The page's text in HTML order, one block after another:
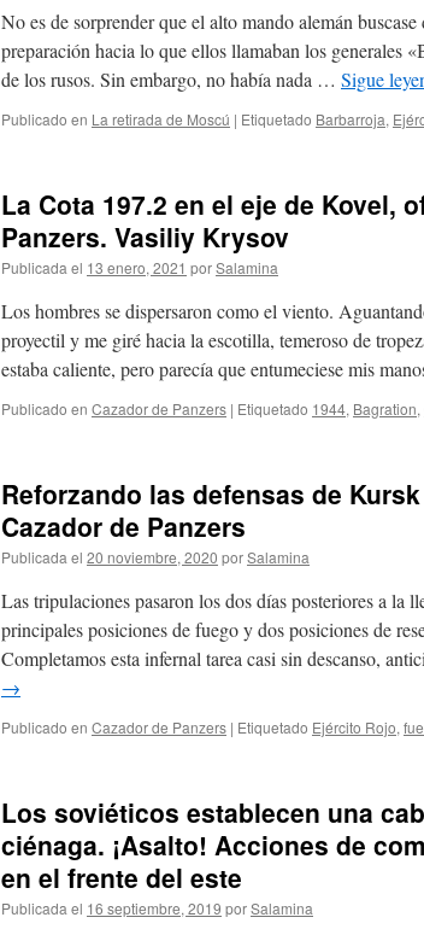
No es de sorprender que el alto mando alemán
preparación hacia lo que ellos llamaban los generales
de los rusos. Sin embargo, no había nada … Sigue
Publicado en La retirada de Moscú | Etiquetado Barbarroja,
La Cota 197.2 en el eje de Kovel,
Panzers. Vasiliy Krysov
Publicada el 13 enero, 2021 porSalamina
Los hombres se dispersaron como el viento.
proyectil y me giré hacia la escotilla, temeroso de
estaba caliente, pero parecía que entumeciese mis
Publicado en Cazador de Panzers | Etiquetado 1944, Bagration,
Reforzando las defensas de
Cazador de Panzers
Publicada el 20 noviembre, 2020 porSalamina
Las tripulaciones pasaron los dos días posteriores a la
principales posiciones de fuego y dos posiciones de
Completamos esta infernal tarea casi sin descanso,
→
Publicado en Cazador de Panzers | Etiquetado Ejército Rojo,
Los soviéticos establecen una
ciénaga. ¡Asalto! Acciones de
en el frente del este
Publicada el 16 septiembre, 2019 porSalamina